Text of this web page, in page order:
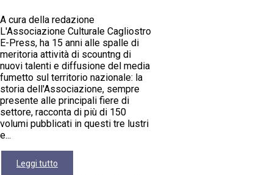
A cura della redazione
L'Associazione Culturale Cagliostro
E-Press, ha 15 anni alle spalle di
meritoria attività di scountng di
nuovi talenti e diffusione del media
fumetto sul territorio nazionale: la
storia dell'Associazione, sempre
presente alle principali fiere di
settore, racconta di più di 150
volumi pubblicati in questi tre lustri
e...
Leggi tutto